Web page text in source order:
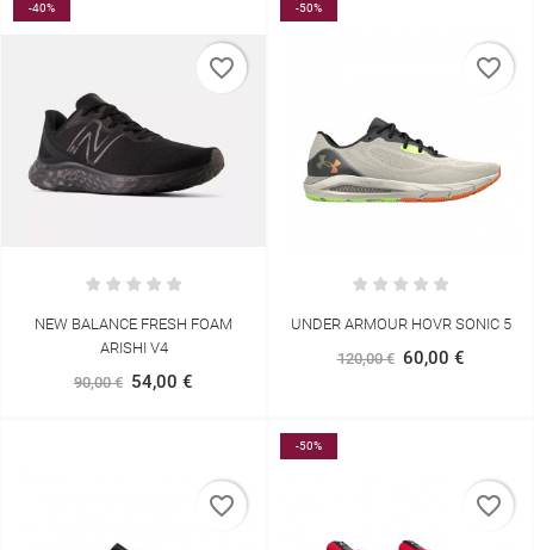
-40%
NEW BALANCE FRESH FOAM
ARISHI V4
90,00 € 54,00 €
favorite_border
-50%
UNDER ARMOUR HOVR SONIC 5
120,00 € 60,00 €
favorite_border
favorite_border
-50%
favorite_border